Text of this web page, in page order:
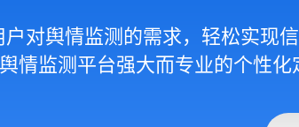
对舆情监测的需求，轻松实现
舆情监测平台强大而专业的个性